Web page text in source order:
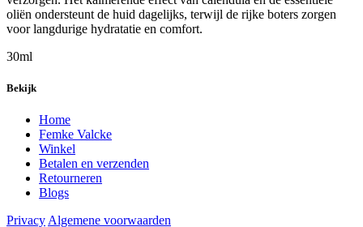
oliën ondersteunt de huid dagelijks, terwijl de rijke boters zorgen
voor langdurige hydratatie en comfort.
30ml
Bekijk
Home
Femke Valcke
Winkel
Betalen en verzenden
Retourneren
Blogs
Privacy Algemene voorwaarden